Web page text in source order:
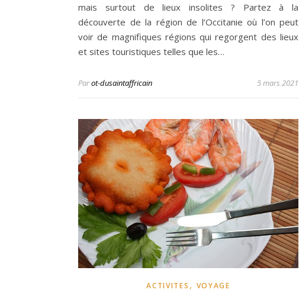
mais surtout de lieux insolites ? Partez à la
découverte de la région de l’Occitanie où l’on peut
voir de magnifiques régions qui regorgent des lieux
et sites touristiques telles que les…
Parot-dusaintaffricain 5 mars 2021
ACTIVITES , VOYAGE